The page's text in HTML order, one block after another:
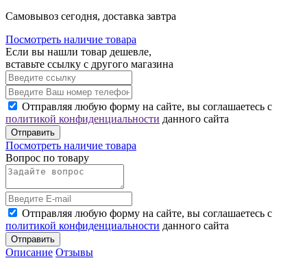
Cамовывоз сегодня, доставка завтра
Посмотреть наличие товара
Если вы нашли товар дешевле,
вставьте ссылку с другого магазина
Отправляя любую форму на сайте, вы соглашаетесь с
политикой конфиденциальности данного сайта
Отправить
Посмотреть наличие товара
Вопрос по товару
Отправляя любую форму на сайте, вы соглашаетесь с
политикой конфиденциальности данного сайта
Отправить
Описание Отзывы